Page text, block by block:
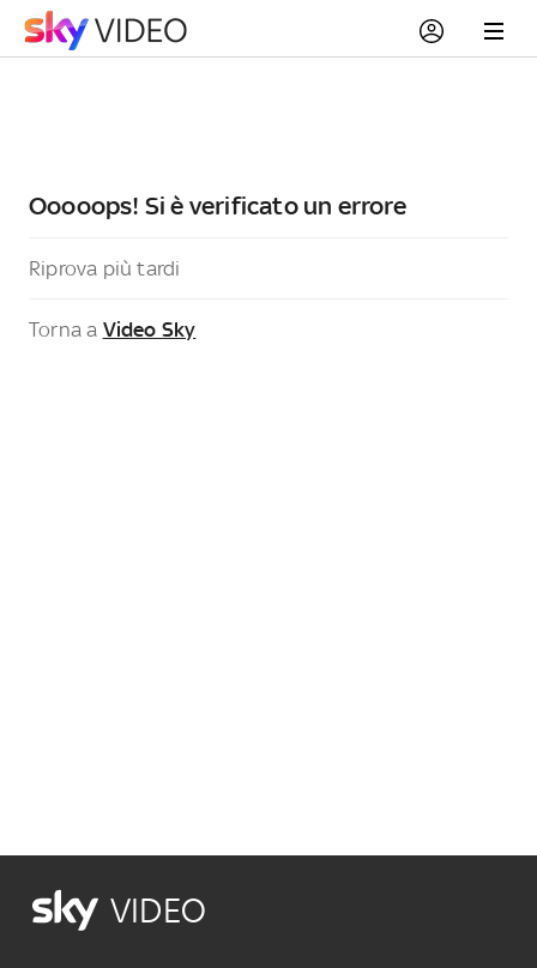
Ooooops! Si è verificato un errore
Riprova più tardi
Torna a Video Sky
VIDEO